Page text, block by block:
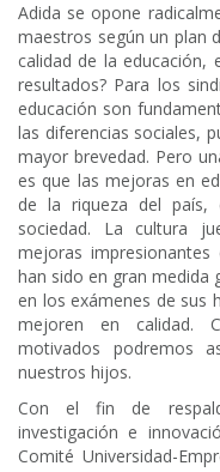
Adida se opone
maestros según un plan
calidad de la
resultados? Para los
educación son
las diferencias sociales,
mayor brevedad. Pero
es que las mejoras en
de la riqueza del
sociedad. La cultura
mejoras
han sido en gran medida
en los exámenes de sus
mejoren en calidad.
motivados podremos
nuestros hijos.
Con el fin de
investigación e
Comité Universidad-